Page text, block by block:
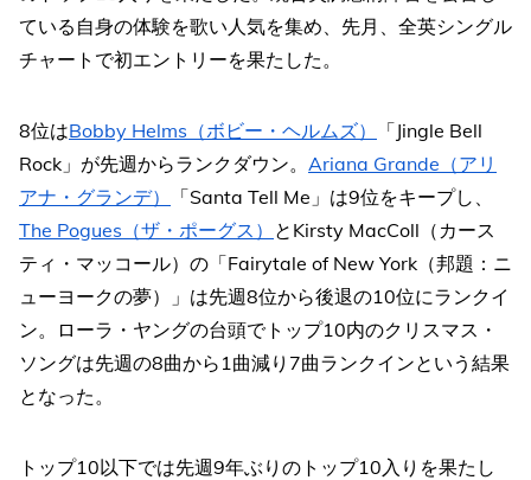
ている自身の体験を歌い人気を集め、先月、全英シングル
チャートで初エントリーを果たした。
8位はBobby Helms（ボビー・ヘルムズ）
「Jingle Bell
Rock」が先週からランクダウン。 Ariana Grande（アリ
アナ・グランデ）
「Santa Tell Me」は9位をキープし、
The Pogues（ザ・ポーグス） とKirsty MacColl（カース
ティ・マッコール）の「Fairytale of New York（邦題：ニ
ューヨークの夢）」は先週8位から後退の10位にランクイ
ン。ローラ・ヤングの台頭でトップ10内のクリスマス・
ソングは先週の8曲から1曲減り7曲ランクインという結果
となった。
トップ10以下では先週9年ぶりのトップ10入りを果たし